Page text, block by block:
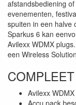
afstandsbediening
evenementen,
spuiten in een halve
Sparkus 6 kan
Avilexx WDMX
een Wireless
Avilexx
Accu pack